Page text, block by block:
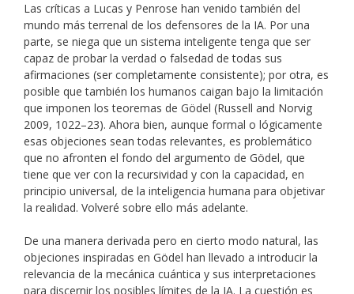
Las críticas a Lucas y Penrose han venido también del
mundo más terrenal de los defensores de la IA. Por una
parte, se niega que un sistema inteligente tenga que ser
capaz de probar la verdad o falsedad de todas sus
afirmaciones (ser completamente consistente); por otra, es
posible que también los humanos caigan bajo la limitación
que imponen los teoremas de Gödel (Russell and Norvig
2009, 1022–23). Ahora bien, aunque formal o lógicamente
esas objeciones sean todas relevantes, es problemático
que no afronten el fondo del argumento de Gödel, que
tiene que ver con la recursividad y con la capacidad, en
principio universal, de la inteligencia humana para objetivar
la realidad. Volveré sobre ello más adelante.
De una manera derivada pero en cierto modo natural, las
objeciones inspiradas en Gödel han llevado a introducir la
relevancia de la mecánica cuántica y sus interpretaciones
para discernir los posibles límites de la IA. La cuestión es